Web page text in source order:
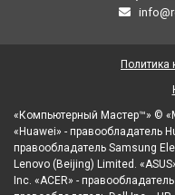
«Компьютерный Мастер™» ©
«Huawei» - правообладатель
правообладатель Samsung
Lenovo (Beijing) Limited.
Inc. «ACER» -
Политика